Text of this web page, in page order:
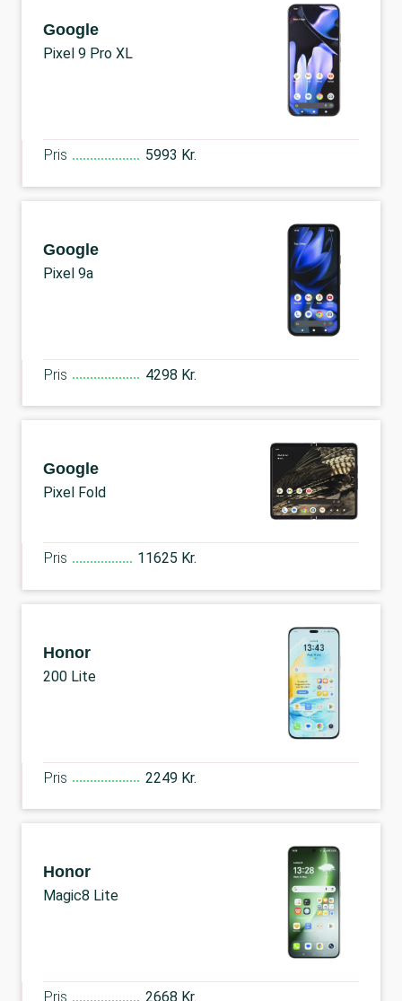
Google
Pixel 9 Pro XL
Pris 5993 Kr.
Google
Pixel 9a
Pris 4298 Kr.
Google
Pixel Fold
Pris 11625 Kr.
Honor
200 Lite
Pris 2249 Kr.
Honor
Magic8 Lite
Pris 2668 Kr.